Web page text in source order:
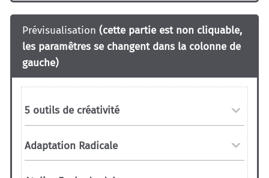
Prévisualisation (cette partie est non cliquable,
les paramêtres se changent dans la colonne de
gauche)